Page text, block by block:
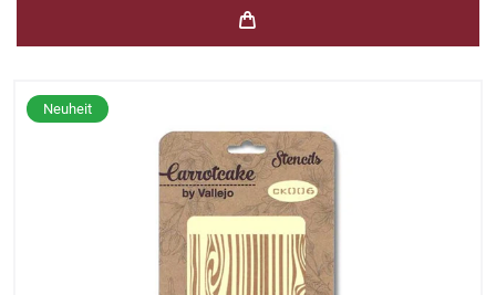
Neuheit